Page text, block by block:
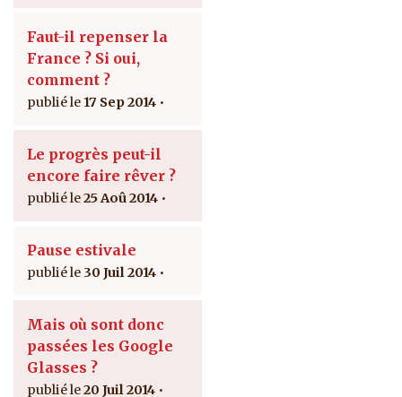
Faut-il repenser la
France ? Si oui,
comment ?
17 Sep 2014
Le progrès peut-il
encore faire rêver ?
25 Aoû 2014
Pause estivale
30 Juil 2014
Mais où sont donc
passées les Google
Glasses ?
20 Juil 2014